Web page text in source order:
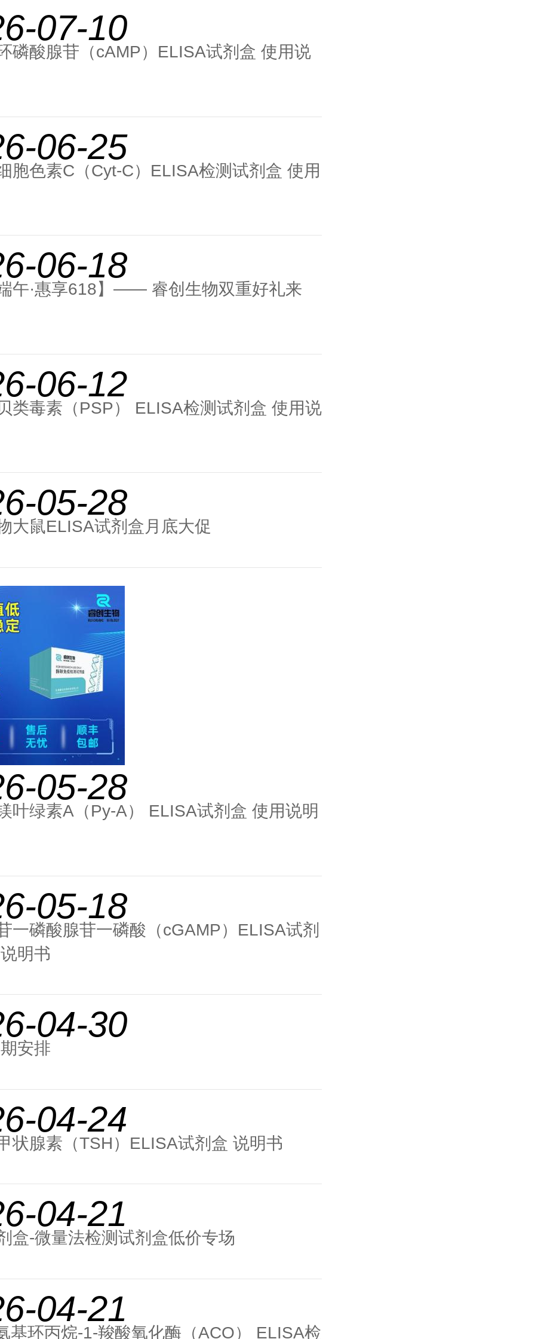
07-10
磷酸腺苷（cAMP）ELISA试剂盒 使用说
06-25
胞色素C（Cyt-C）ELISA检测试剂盒 使用
06-18
午·惠享618】—— 睿创生物双重好礼来
06-12
类毒素（PSP） ELISA检测试剂盒 使用说
05-28
大鼠ELISA试剂盒月底大促
05-28
叶绿素A（Py-A） ELISA试剂盒 使用说明
05-18
一磷酸腺苷一磷酸（cGAMP）ELISA试剂
明书
04-30
安排
04-24
状腺素（TSH）ELISA试剂盒 说明书
04-21
盒-微量法检测试剂盒低价专场
04-21
基环丙烷-1-羧酸氧化酶（ACO） ELISA检